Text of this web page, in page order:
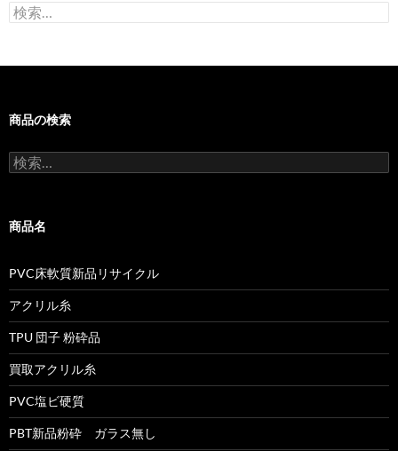
ョ
検
索:
商品の検索
検
索:
商品名
PVC床軟質新品リサイクル
アクリル糸
TPU 団子 粉砕品
買取アクリル糸
PVC塩ビ硬質
PBT新品粉砕 ガラス無し